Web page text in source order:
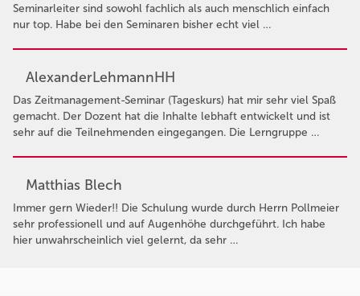
Seminarleiter sind sowohl fachlich als auch menschlich einfach
nur top. Habe bei den Seminaren bisher echt viel …
AlexanderLehmannHH
Das Zeitmanagement-Seminar (Tageskurs) hat mir sehr viel Spaß
gemacht. Der Dozent hat die Inhalte lebhaft entwickelt und ist
sehr auf die Teilnehmenden eingegangen. Die Lerngruppe …
Matthias Blech
Immer gern Wieder!! Die Schulung wurde durch Herrn Pollmeier
sehr professionell und auf Augenhöhe durchgeführt. Ich habe
hier unwahrscheinlich viel gelernt, da sehr …